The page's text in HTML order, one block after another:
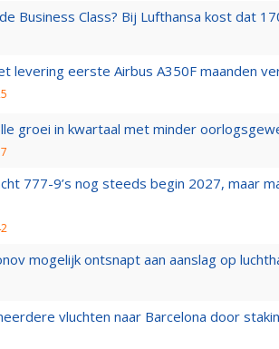
Business Class? Bij Lufthansa kost dat
levering eerste Airbus A350F maanden
groei in kwartaal met minder
777-9’s nog steeds begin 2027, maar
mogelijk ontsnapt aan aanslag op
vluchten naar Barcelona door